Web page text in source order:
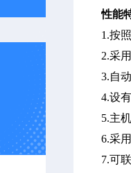
性能
1 .按照
2.采
3.自
4.设
5.主
6.采
7.可